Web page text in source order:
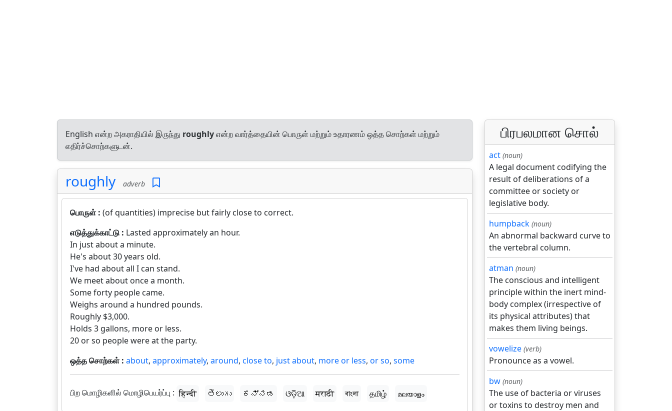
English என்ற அகராதியில் இருந்து roughlyஎன்ற வார்த்தையின் பொருள் மற்றும் உதாரணம் ஒத்த சொற்கள் மற்றும்
எதிர்ச்சொற்களுடன்.
roughly adverb
பொருள் : (of quantities) imprecise but fairly close to correct.
எடுத்துக்காட்டு : Lasted approximately an hour.
In just about a minute.
He's about 30 years old.
I've had about all I can stand.
We meet about once a month.
Some forty people came.
Weighs around a hundred pounds.
Roughly $3,000.
Holds 3 gallons, more or less.
20 or so people were at the party.
ஒத்த சொற்கள் : about, approximately, around, close to, just about, more or less, or so, some
பிற மொழிகளில் மொழிபெயர்ப்பு : हिन्दी తెలుగు ಕನ್ನಡ ଓଡ଼ିଆ मराठी বাংলা தமிழ் മലയാളം
பிரபலமான சொல்
act (noun)
A legal document codifying the
result of deliberations of a
committee or society or
legislative body.
humpback (noun)
An abnormal backward curve to
the vertebral column.
atman (noun)
The conscious and intelligent
principle within the inert mind-
body complex (irrespective of
its physical attributes) that
makes them living beings.
vowelize (verb)
Pronounce as a vowel.
bw (noun)
The use of bacteria or viruses
or toxins to destroy men and